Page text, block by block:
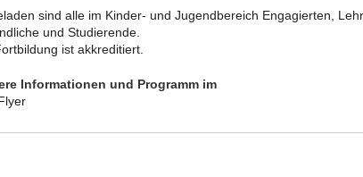
sind alle im Kinder- und Jugendbereich Engagierten,
und Studierende.
ist akkreditiert.
Informationen und Programm im